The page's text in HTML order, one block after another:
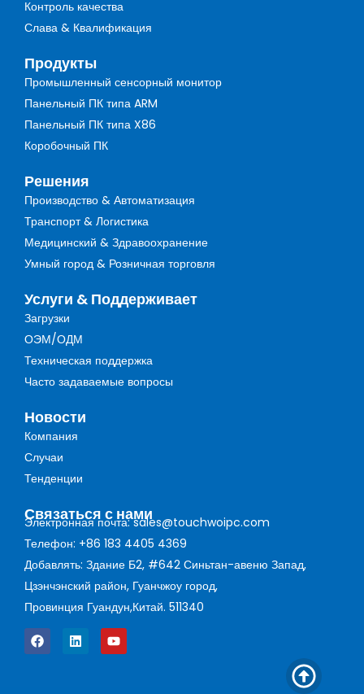
Контроль качества
Слава & Квалификация
Продукты
Промышленный сенсорный монитор
Панельный ПК типа ARM
Панельный ПК типа X86
Коробочный ПК
Решения
Производство & Автоматизация
Транспорт & Логистика
Медицинский & Здравоохранение
Умный город & Розничная торговля
Услуги & Поддерживает
Загрузки
ОЭМ/ОДМ
Техническая поддержка
Часто задаваемые вопросы
Новости
Компания
Случаи
Тенденции
Связаться с нами
Электронная почта: sales@touchwoipc.com
Телефон: +86 183 4405 4369
Добавлять: Здание Б2, #642 Синьтан-авеню Запад,
Цзэнчэнский район, Гуанчжоу город,
Провинция Гуандун,Китай. 511340